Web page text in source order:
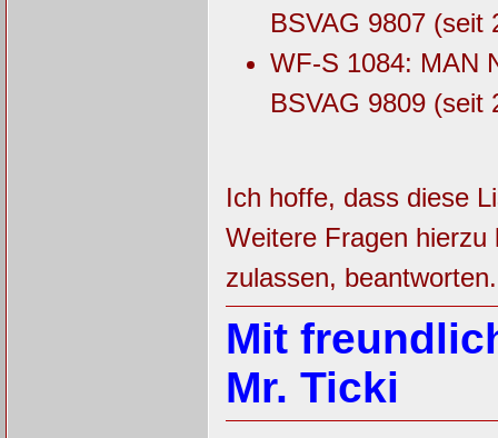
BSVAG 9807 (seit
WF-S 1084: MAN
BSVAG 9809 (seit
Ich hoffe, dass diese
Weitere Fragen
zulassen, beantworten.
Mit
Mr. Ticki